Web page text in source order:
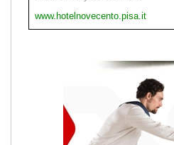
www.hotelnovecento.pisa.it